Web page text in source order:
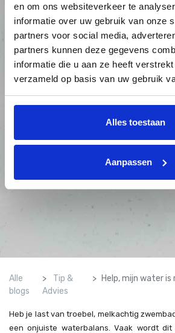
en om ons websiteverkeer te
informatie over uw gebruik van onze
partners voor social media,
partners kunnen deze gegevens
informatie die u aan ze heeft
verzameld op basis van uw gebruik
Alles toestaan
Aanpassen
Alle
blogs
Tip &
Advies
Help, mijn water is
Heb je last van troebel, melkachtig
een onjuiste waterbalans. Vaak wordt